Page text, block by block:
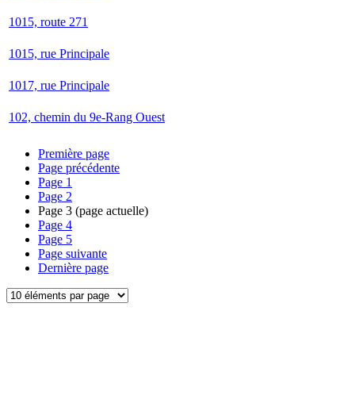
1015, route 271
1015, rue Principale
1017, rue Principale
102, chemin du 9e-Rang Ouest
Première page
Page précédente
Page 1
Page 2
Page 3 (page actuelle)
Page 4
Page 5
Page suivante
Dernière page